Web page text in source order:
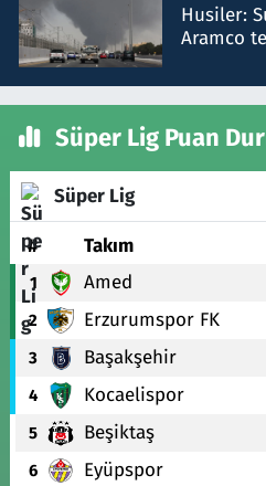
Husiler:
Aramco
Süper Lig Puan
Süper Lig
# Takım
1 Amed
2 Erzurumspor FK
3 Başakşehir
4 Kocaelispor
5 Beşiktaş
6 Eyüpspor